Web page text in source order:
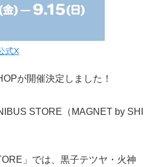
式X
が開催決定しました！
STORE（MAGNET by SHI
」では、黒子テツヤ・火神